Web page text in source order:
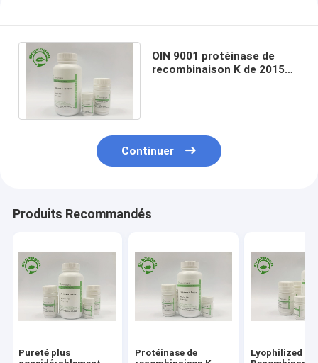
OIN 9001 protéinase de
recombinaison K de 2015
Continuer
Produits Recommandés
Pureté plus
Protéinase de
Lyophilized